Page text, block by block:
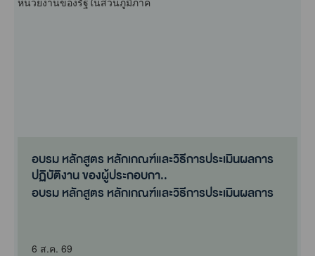
อบรม หลักสูตร หลักเกณฑ์และวิธีการประเมินผลการ
ปฏิบัติงาน ของผู้ประกอบกา..
อบรม หลักสูตร หลักเกณฑ์และวิธีการประเมินผลการ
6 ส.ค. 69